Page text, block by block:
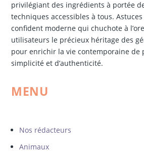
privilégiant des ingrédients à portée
techniques accessibles à tous.
confident moderne qui chuchote à
utilisateurs le précieux héritage des
pour enrichir la vie contemporaine de
simplicité et d’authenticité.
MENU
Nos rédacteurs
Animaux